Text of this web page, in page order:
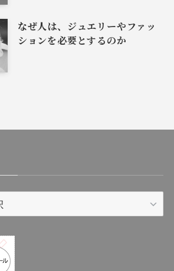
なぜ人は、ジュエリーやファッ
ションを必要とするのか